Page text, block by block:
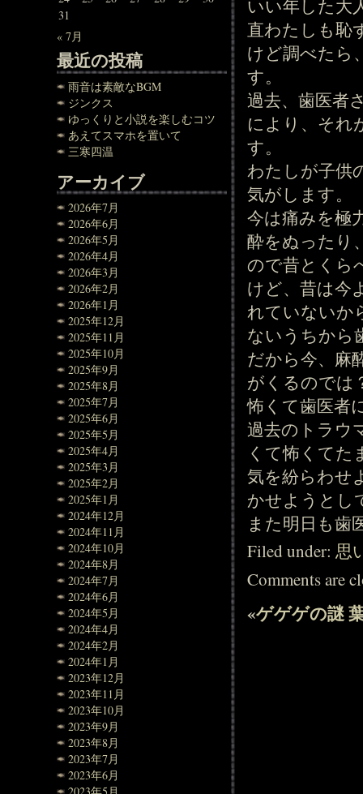
31
« 7月
最近の投稿
雨音は素敵なBGM
ジンクス
ゆっくりと小説を楽しむコツ
あえてスマホを置いて
三寒四温
アーカイブ
2026年7月
2026年6月
2026年5月
2026年4月
2026年3月
2026年2月
2026年1月
2025年12月
2025年11月
2025年10月
2025年9月
2025年8月
2025年7月
2025年6月
2025年5月
2025年4月
2025年3月
2025年2月
2025年1月
2024年12月
2024年11月
2024年10月
2024年8月
2024年7月
2024年6月
2024年5月
2024年4月
2024年2月
2024年1月
2023年12月
2023年11月
2023年10月
2023年9月
2023年8月
2023年7月
2023年6月
いい年した大
直わたしも恥
けど調べたら
す。
過去、歯医者
により、それ
す。
わたしが子供
気がします。
今は痛みを極
酔をぬったり
ので昔とくら
けど、昔は今
れていないか
ないうちから
だから今、麻
がくるのでは
怖くて歯医者
過去のトラウ
くて怖くてた
気を紛らわせ
かせようとし
また明日も
Filed under:思
Comments are
«ゲゲゲの謎